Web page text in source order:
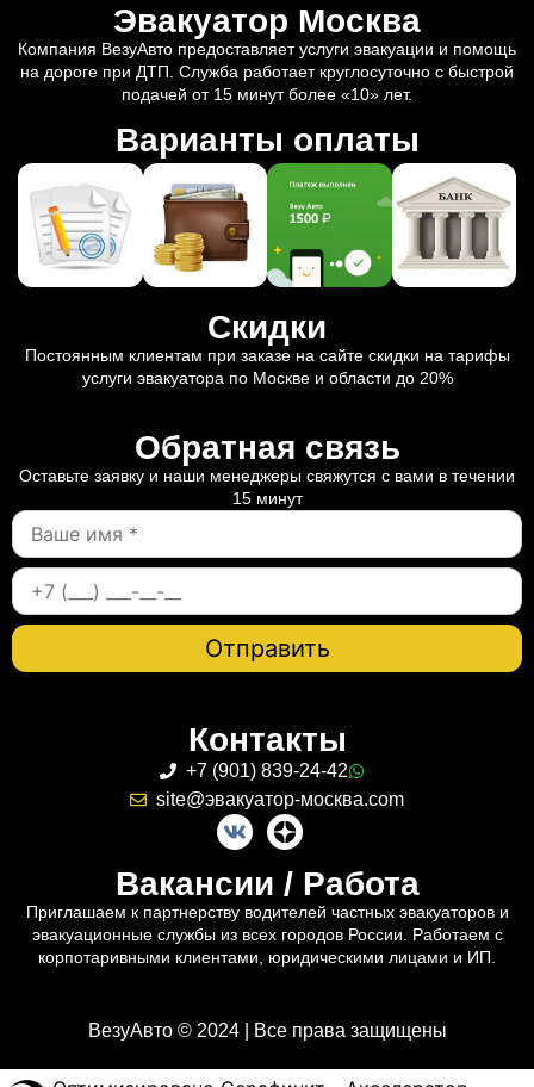
Эвакуатор Москва
Компания ВезуАвто предоставляет услуги эвакуации и помощь
на дороге при ДТП. Служба работает круглосуточно с быстрой
подачей от 15 минут более «10» лет.
Варианты оплаты
Скидки
Постоянным клиентам при заказе на сайте скидки на тарифы
услуги эвакуатора по Москве и области до 20%
Обратная связь
Оставьте заявку и наши менеджеры свяжутся с вами в течении
15 минут
Контакты
+7 (901) 839-24-42
site@эвакуатор-москва.com
Вакансии / Работа
Приглашаем к партнерству водителей частных эвакуаторов и
эвакуационные службы из всех городов России. Работаем с
корпотаривными клиентами, юридическими лицами и ИП.
ВезуАвто © 2024 | Все права защищены